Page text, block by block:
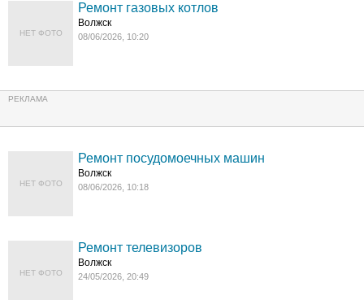
НЕТ ФОТО
Ремонт газовых котлов
Волжск
08/06/2026, 10:20
НЕТ ФОТО
Ремонт посудомоечных машин
Волжск
08/06/2026, 10:18
НЕТ ФОТО
Ремонт телевизоров
Волжск
24/05/2026, 20:49